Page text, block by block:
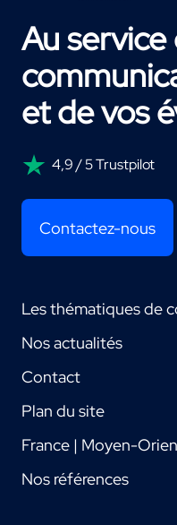
Au
et de vos
4,9 / 5 Trustpilot
Contactez-nous
Les thématiques de
Nos actualités
Contact
Plan du site
France | Moyen-
Nos références